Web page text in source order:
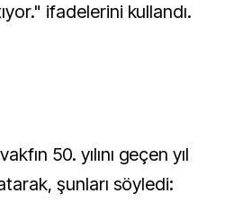
ifadelerini kullandı.
50. yılını geçen yıl
şunları söyledi: